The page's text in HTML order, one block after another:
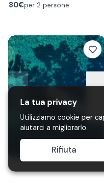
80€per 2 persone
Minicrociera pomeridiana al
La tua privacy
Utilizziamo cookie per
aiutarci a migliorarlo.
Rifiuta